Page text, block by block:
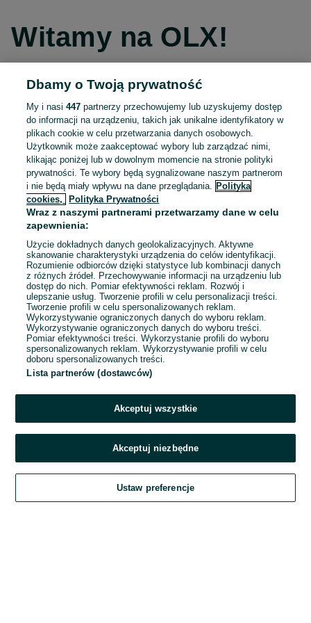
Witamy na OLX!
Kontynuuj przez Facebooka
Kontynuuj przez konto Apple
Kontynuuj przez konto Google
LUB
E-mail
Hasło
Zaloguj się
Kontynuując za pośrednictwem jednego z dostawców wskazanych powyżej,
OLX.pl w jego aktualnym brzmieniu.
Dbamy o Twoją prywatność
My i nasi447 partnerzy przechowujemy lub uzyskujemy dostęp
do informacji na urządzeniu, takich jak unikalne identyfikatory w
plikach cookie w celu przetwarzania danych osobowych.
Użytkownik może zaakceptować wybory lub zarządzać nimi,
klikając poniżej lub w dowolnym momencie na stronie polityki
prywatności. Te wybory będą sygnalizowane naszym partnerom
i nie będą miały wpływu na dane przeglądania.
Polityka
cookies,
Polityka Prywatności
Wraz z naszymi partnerami przetwarzamy dane w celu
zapewnienia:
Użycie dokładnych danych geolokalizacyjnych. Aktywne
skanowanie charakterystyki urządzenia do celów identyfikacji.
Rozumienie odbiorców dzięki statystyce lub kombinacji danych
z różnych źródeł. Przechowywanie informacji na urządzeniu lub
dostęp do nich. Pomiar efektywności reklam. Rozwój i
ulepszanie usług. Tworzenie profili w celu personalizacji treści.
Tworzenie profili w celu spersonalizowanych reklam.
Wykorzystywanie ograniczonych danych do wyboru reklam.
Wykorzystywanie ograniczonych danych do wyboru treści.
Pomiar efektywności treści. Wykorzystanie profili do wyboru
spersonalizowanych reklam. Wykorzystywanie profili w celu
doboru spersonalizowanych treści.
Lista partnerów (dostawców)
Akceptuj wszystkie
Akceptuj niezbędne
Ustaw preferencje